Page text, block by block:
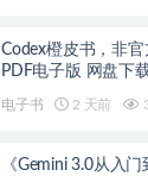
Codex橙皮书，非
PDF电子版 网盘下
电子书 2 天前
《Gemini 3.0从入